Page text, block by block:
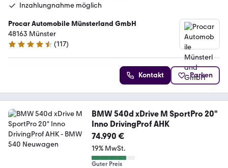
Inzahlungnahme möglich
Procar Automobile Münsterland GmbH
48163 Münster
4.4 Sterne
(117)
Kontakt Parken
BMW 540d xDrive M SportPro 20"
Inno DrivingProf AHK
74.990 €
19% MwSt.
Guter Preis